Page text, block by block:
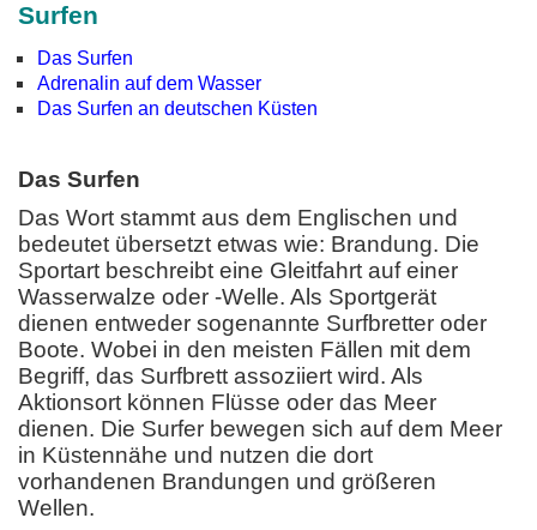
Surfen
Das Surfen
Adrenalin auf dem Wasser
Das Surfen an deutschen Küsten
Das Surfen
Das Wort stammt aus dem Englischen und
bedeutet übersetzt etwas wie: Brandung. Die
Sportart beschreibt eine Gleitfahrt auf einer
Wasserwalze oder -Welle. Als Sportgerät
dienen entweder sogenannte Surfbretter oder
Boote. Wobei in den meisten Fällen mit dem
Begriff, das Surfbrett assoziiert wird. Als
Aktionsort können Flüsse oder das Meer
dienen. Die Surfer bewegen sich auf dem Meer
in Küstennähe und nutzen die dort
vorhandenen Brandungen und größeren
Wellen.